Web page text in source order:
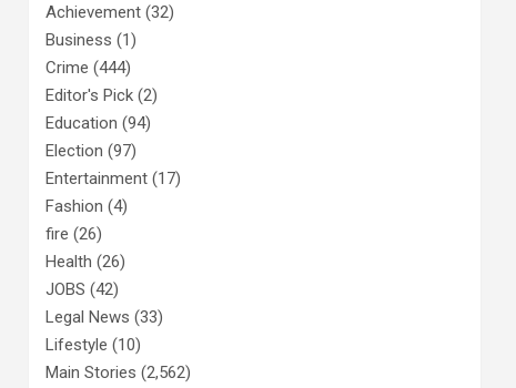
Achievement (32)
Business (1)
Crime (444)
Editor's Pick (2)
Education (94)
Election (97)
Entertainment (17)
Fashion (4)
fire (26)
Health (26)
JOBS (42)
Legal News (33)
Lifestyle (10)
Main Stories (2,562)